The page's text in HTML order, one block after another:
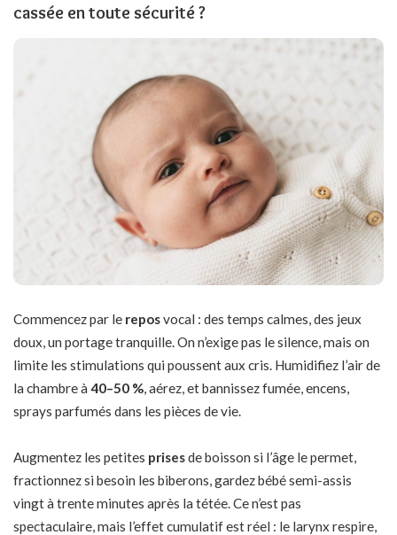
cassée en toute sécurité ?
Commencez par le reposvocal : des temps calmes, des jeux
doux, un portage tranquille. On n’exige pas le silence, mais on
limite les stimulations qui poussent aux cris. Humidifiez l’air de
la chambre à 40–50 %, aérez, et bannissez fumée, encens,
sprays parfumés dans les pièces de vie.
Augmentez les petites prisesde boisson si l’âge le permet,
fractionnez si besoin les biberons, gardez bébé semi-assis
vingt à trente minutes après la tétée. Ce n’est pas
spectaculaire, mais l’effet cumulatif est réel : le larynx respire,